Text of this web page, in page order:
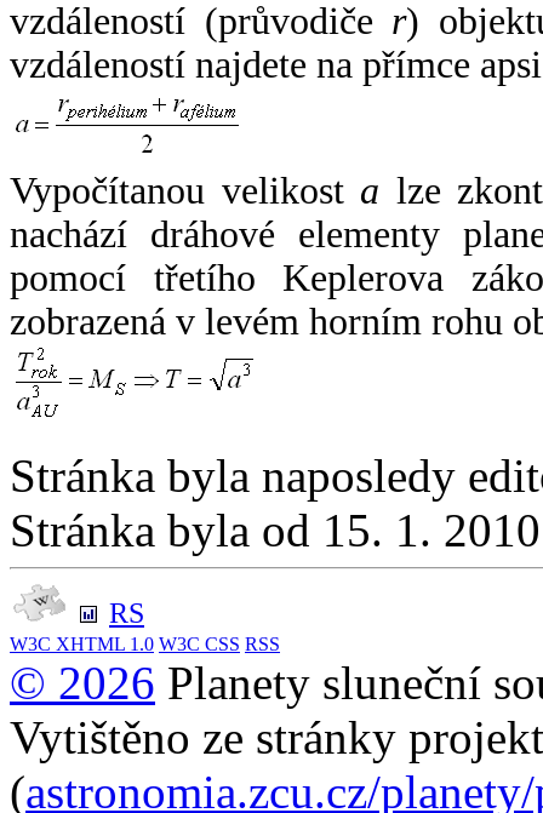
vzdáleností (průvodiče r)
vzdáleností najdete na přímce
Vypočítanou velikost a lze
nachází dráhové elementy
pomocí třetího Keplerova
zobrazená v levém horním rohu
Stránka byla naposledy
Stránka byla od 15. 1.
RS
W3C XHTML 1.0 W3C CSS RSS
© 2026 Planety sluneční
Vytištěno ze stránky
(astronomia.zcu.cz/